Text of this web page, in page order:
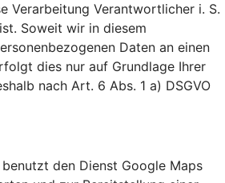
Verarbeitung Verantwortlicher i. S.
Soweit wir in diesem
Daten an einen
dies nur auf Grundlage Ihrer
nach Art. 6 Abs. 1 a) DSGVO
den Dienst Google Maps